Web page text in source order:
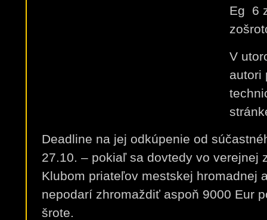
Eg 6
V
autori
Deadline na jej odkúpenie od
27.10. – pokiaľ sa dovtedy vo verejnej
Klubom priateľov mestskej hromadnej
nepodarí zhromaždiť aspoň 9000 Eur
šrote.